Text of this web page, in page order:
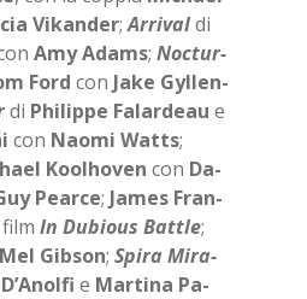
Vi­kan­der;Ar­ri­valdi
Amy Adams; Noc­tur­
Ford con Jake Gyl­le­n­
di Phi­lip­pe Fa­lar­deau e
con Nao­mi Watts;
Koo­lho­ven con Da­
Pear­ce; Ja­mes Fran­
In Du­bious Bat­tle;
Mel Gib­son; Spi­ra Mi­ra­
e Mar­ti­na Pa­